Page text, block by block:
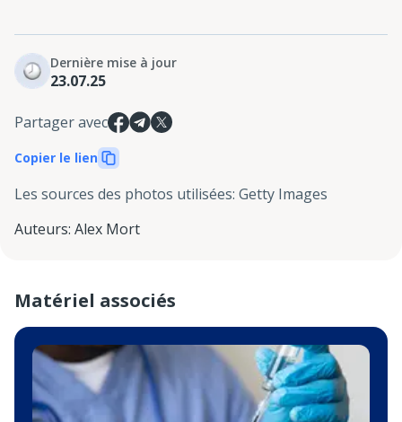
Dernière mise à jour
23.07.25
Partager avec
Copier le lien
Les sources des photos utilisées: Getty Images
Auteurs: Alex Mort
Matériel associés